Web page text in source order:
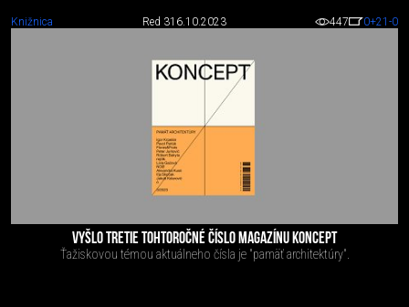
Knižnica Red 316.10.2023 447 0+21 -0
VYŠLO TRETIE TOHTOROČNÉ ČÍSLO MAGAZÍNU KONCEPT
Ťažiskovou témou aktuálneho čísla je "pamäť architektúry".